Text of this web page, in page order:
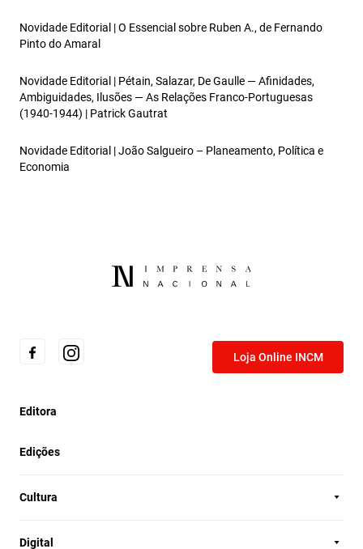
Novidade Editorial | O Essencial sobre Ruben A., de Fernando
Pinto do Amaral
Novidade Editorial | Pétain, Salazar, De Gaulle — Afinidades,
Ambiguidades, Ilusões — As Relações Franco-Portuguesas
(1940-1944) | Patrick Gautrat
Novidade Editorial | João Salgueiro – Planeamento, Política e
Economia
Loja Online INCM
Editora
Edições
Cultura
Digital